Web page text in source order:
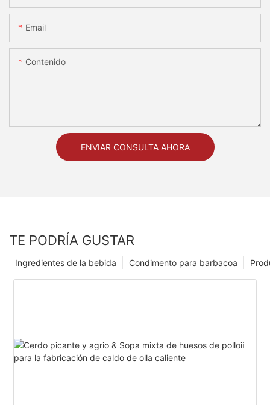
Email
Contenido
ENVIAR CONSULTA AHORA
TE PODRÍA GUSTAR
Condimento para barbacoa
Ingredientes de la bebida